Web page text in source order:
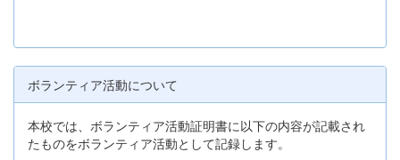
ボランティア活動について
本校では、ボランティア活動証明書に以下の内容が記載され
たものをボランティア活動として記録します。